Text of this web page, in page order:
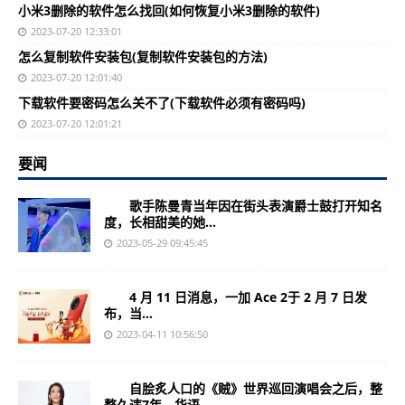
小米3删除的软件怎么找回(如何恢复小米3删除的软件)
2023-07-20 12:33:01
怎么复制软件安装包(复制软件安装包的方法)
2023-07-20 12:01:40
下载软件要密码怎么关不了(下载软件必须有密码吗)
2023-07-20 12:01:21
要闻
歌手陈曼青当年因在街头表演爵士鼓打开知名
度，长相甜美的她...
2023-05-29 09:45:45
4 月 11 日消息，一加 Ace 2于 2 月 7 日发
布，当...
2023-04-11 10:56:50
自脍炙人口的《贼》世界巡回演唱会之后，整